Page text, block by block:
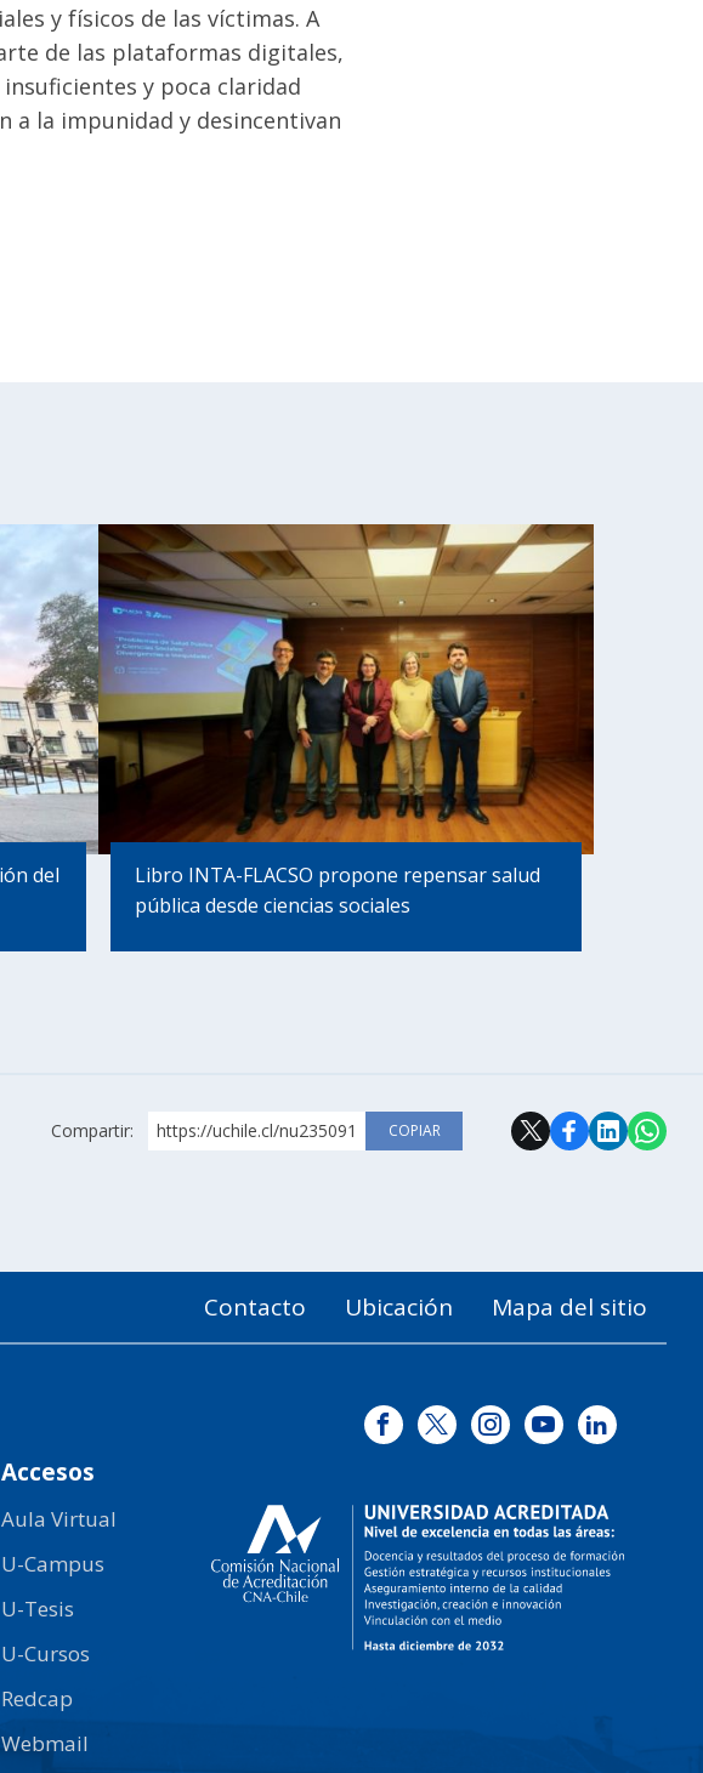
y físicos de las víctimas. A
de las plataformas digitales,
y poca claridad
a la impunidad y desincentivan
del
Libro INTA-FLACSO propone repensar salud
pública desde ciencias sociales
Compartir: https://uchile.cl/nu235091 COPIAR
Contacto Ubicación Mapa del sitio
Accesos
Aula Virtual
U-Campus
U-Tesis
U-Cursos
Redcap
Webmail